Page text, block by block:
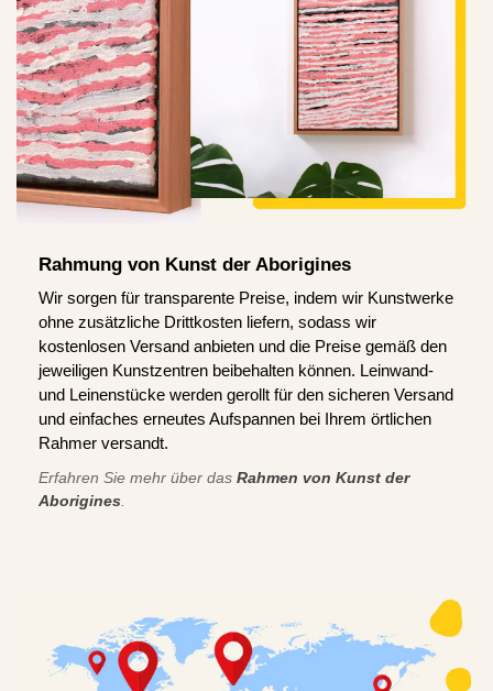
Rahmung von Kunst der Aborigines
Wir sorgen für transparente Preise, indem wir Kunstwerke
ohne zusätzliche Drittkosten liefern, sodass wir
kostenlosen Versand anbieten und die Preise gemäß den
jeweiligen Kunstzentren beibehalten können. Leinwand-
und Leinenstücke werden gerollt für den sicheren Versand
und einfaches erneutes Aufspannen bei Ihrem örtlichen
Rahmer versandt.
Erfahren Sie mehr über das Rahmen von Kunst der
Aborigines